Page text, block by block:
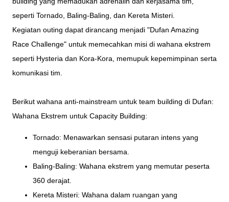
seperti Tornado, Baling-Baling, dan Kereta Misteri.
Kegiatan outing dapat dirancang menjadi "Dufan Amazing
Race Challenge" untuk memecahkan misi di wahana ekstrem
seperti Hysteria dan Kora-Kora, memupuk kepemimpinan serta
komunikasi tim.
Berikut wahana anti-mainstream untuk team building di Dufan:
Wahana Ekstrem untuk Capacity Building:
Tornado: Menawarkan sensasi putaran intens yang
menguji keberanian bersama.
Baling-Baling: Wahana ekstrem yang memutar peserta
360 derajat.
Kereta Misteri: Wahana dalam ruangan yang